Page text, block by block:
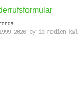
2026 by ip-medien